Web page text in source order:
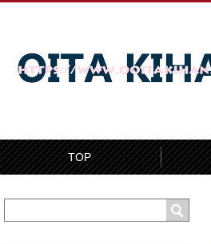
TOP